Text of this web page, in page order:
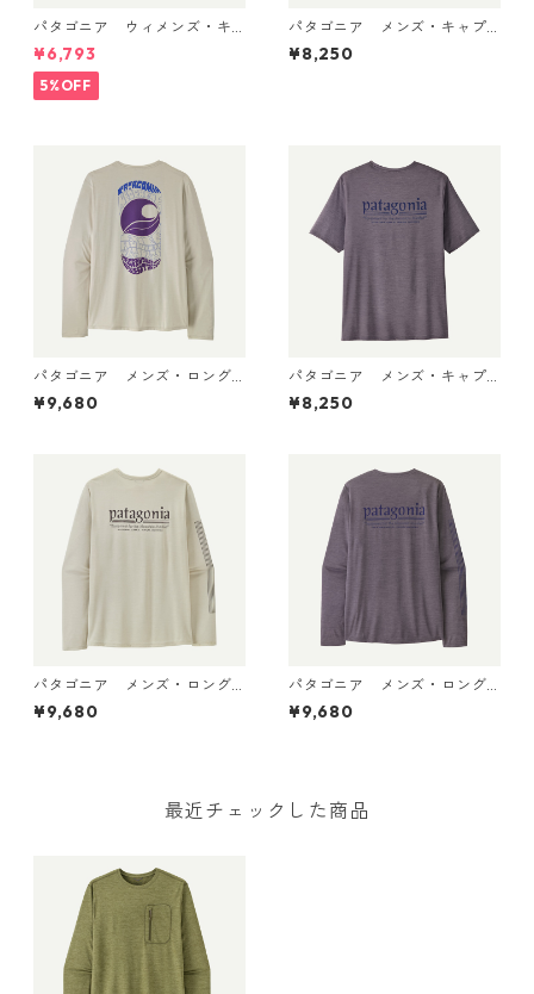
パタゴニア ウィメンズ・キ
ャプリーン・クール・ウルト
ラ・タンク Pumice - Dyno W
hite X-Dye 44740 日本正規
品
¥6,793
5%OFF
パタゴニア メンズ・キャプ
リーン・クール・デイリー・
シャツ（ハット・トリッパ
¥8,250
パタゴニア メンズ・ロング
スリーブ・キャプリーン・ク
ール・デイリー・シャツ（パ
¥9,680
パタゴニア メンズ・キャプ
リーン・クール・デイリー・
シャツ（ハット・トリッパ
¥8,250
パタゴニア メンズ・ロング
スリーブ・キャプリーン・ク
ール・デイリー・シャツ（ハ
¥9,680
パタゴニア メンズ・ロング
スリーブ・キャプリーン・ク
ール・デイリー・シャツ（ハ
¥9,680
最近チェックした商品